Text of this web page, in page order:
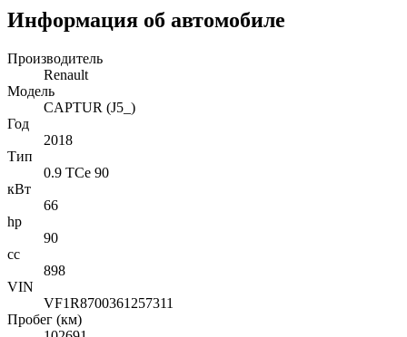
Информация об автомобиле
Производитель
Renault
Mодель
CAPTUR (J5_)
Год
2018
Тип
0.9 TCe 90
кВт
66
hp
90
cc
898
VIN
VF1R8700361257311
Пробег (км)